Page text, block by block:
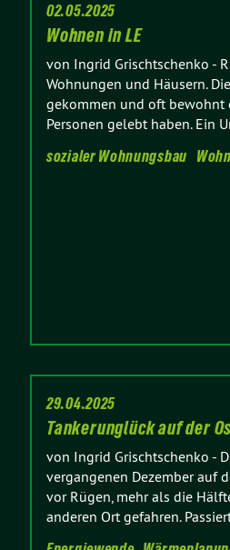
02.05.2025
Wohnen in LE
von Ingrid Grischtschenko -
Wohnungen und Häusern.
gekommen und oft bewohnt
Personen gelebt haben. Ein
sozialer Wohnungsbau
29.04.2025
Tankerunglück auf der
von Ingrid Grischtschenko -
vergangenen Dezember auf
vor Rügen, mehr als die
anderen Ort gefahren.